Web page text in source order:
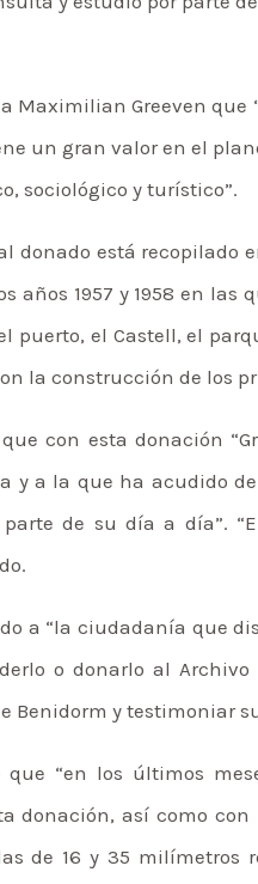
Maximilian Greeven
un gran valor en el
sociológico y turístico”.
donado está recopilado
años 1957 y 1958 en
puerto, el Castell, el
la construcción de los
con esta donación
y a la que ha acudido
de su día a día”.
a “la ciudadanía que
o donarlo al
Benidorm y testimoniar
que “en los últimos
donación, así como
de 16 y 35